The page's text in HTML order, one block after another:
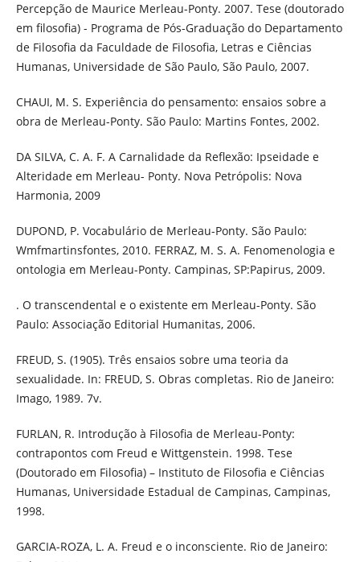
Percepção de Maurice Merleau-Ponty. 2007. Tese (doutorado
em filosofia) - Programa de Pós-Graduação do Departamento
de Filosofia da Faculdade de Filosofia, Letras e Ciências
Humanas, Universidade de São Paulo, São Paulo, 2007.
CHAUI, M. S. Experiência do pensamento: ensaios sobre a
obra de Merleau-Ponty. São Paulo: Martins Fontes, 2002.
DA SILVA, C. A. F. A Carnalidade da Reflexão: Ipseidade e
Alteridade em Merleau- Ponty. Nova Petrópolis: Nova
Harmonia, 2009
DUPOND, P. Vocabulário de Merleau-Ponty. São Paulo:
Wmfmartinsfontes, 2010. FERRAZ, M. S. A. Fenomenologia e
ontologia em Merleau-Ponty. Campinas, SP:Papirus, 2009.
. O transcendental e o existente em Merleau-Ponty. São
Paulo: Associação Editorial Humanitas, 2006.
FREUD, S. (1905). Três ensaios sobre uma teoria da
sexualidade. In: FREUD, S. Obras completas. Rio de Janeiro:
Imago, 1989. 7v.
FURLAN, R. Introdução à Filosofia de Merleau-Ponty:
contrapontos com Freud e Wittgenstein. 1998. Tese
(Doutorado em Filosofia) – Instituto de Filosofia e Ciências
Humanas, Universidade Estadual de Campinas, Campinas,
1998.
GARCIA-ROZA, L. A. Freud e o inconsciente. Rio de Janeiro: